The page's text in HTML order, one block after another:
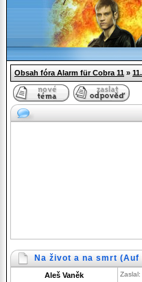
Obsah fóra Alarm für Cobra 11 »
Na život a na smrt (Auf
Aleš Vaněk